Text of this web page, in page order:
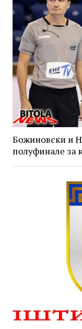
Божиновски и
полуфинале за